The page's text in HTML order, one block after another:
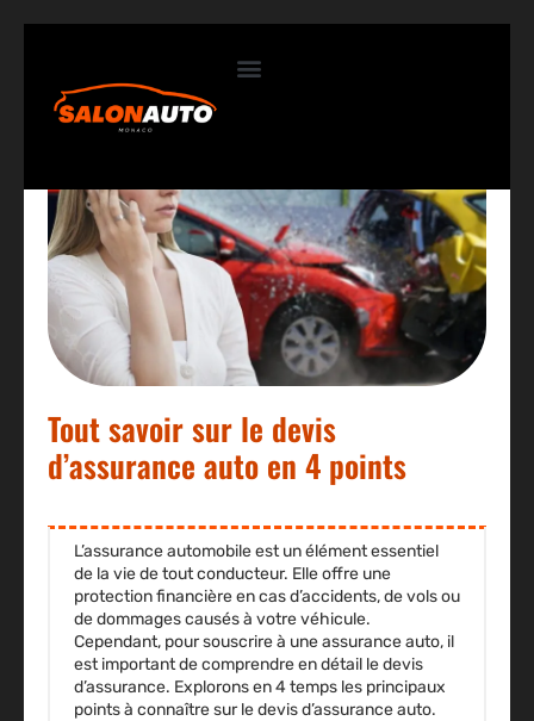
Tout savoir sur le devis
d’assurance auto en 4 points
L’assurance automobile est un élément essentiel
de la vie de tout conducteur. Elle offre une
protection financière en cas d’accidents, de vols ou
de dommages causés à votre véhicule.
Cependant, pour souscrire à une assurance auto, il
est important de comprendre en détail le devis
d’assurance. Explorons en 4 temps les principaux
points à connaître sur le devis d’assurance auto.